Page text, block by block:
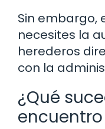
Sin embargo,
necesites la
herederos
con la
¿Qué